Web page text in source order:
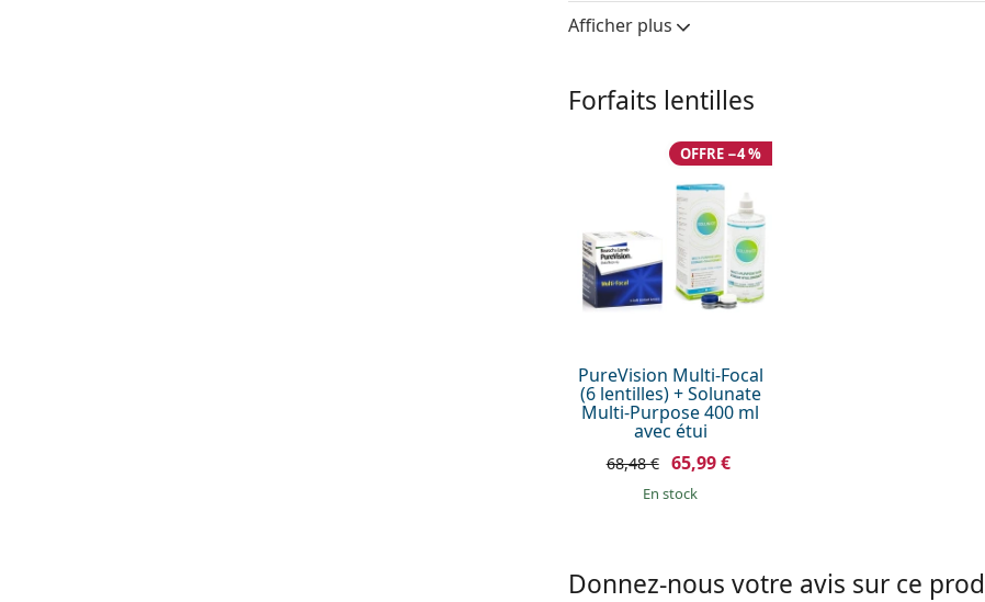
En silicone hydrogel:
Oui
Utilisation
Teinte de manipulation:
Indicateur endroit/envers:
Paquet
Fabriquant:
Autres
Catégorie:
Afficher plus
Forfaits lentilles
PureVision Multi-Focal
(6 lentilles) + Solunate
Multi-Purpose 400 ml
avec étui
OFFRE −4 %
68,48 € 65,99 €
en stock
Donnez-nous votre avis sur ce